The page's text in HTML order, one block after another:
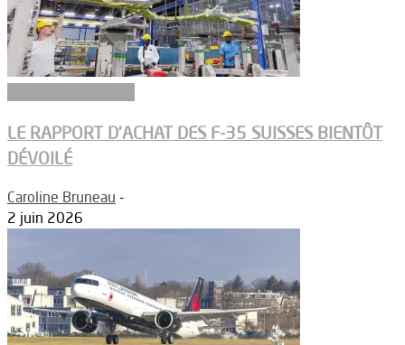
LE RAPPORT D’ACHAT DES F-35 SUISSES BIENTÔT
DÉVOILÉ
Caroline Bruneau -
2 juin 2026